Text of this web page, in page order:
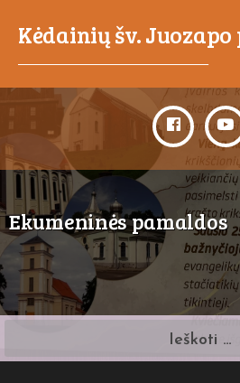
Kėdainių šv.
Ekumeninės pamaldos